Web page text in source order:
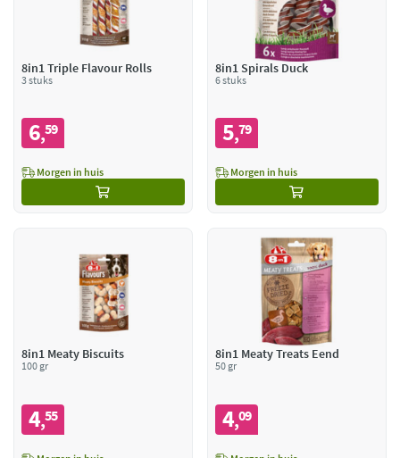
8in1 Triple Flavour Rolls
3 stuks
6,59
Morgen in huis
8in1 Spirals Duck
6 stuks
5,79
Morgen in huis
8in1 Meaty Biscuits
100 gr
4,55
8in1 Meaty Treats Eend
50 gr
4,09